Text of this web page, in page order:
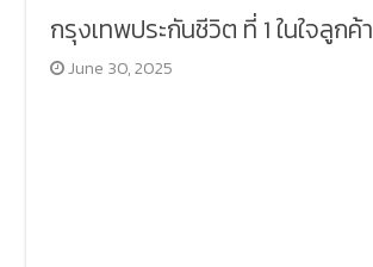
กรุงเทพประกันชีวิต ที่ 1 ในใจลูกค้า
June 30, 2025